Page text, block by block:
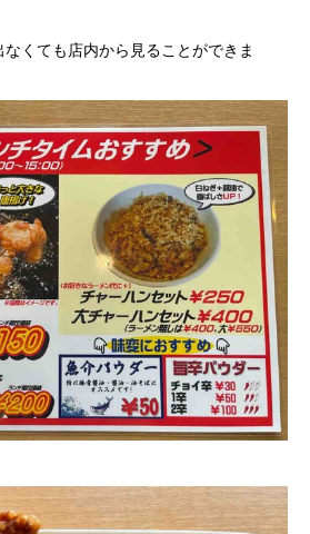
なくても店内から見ることができま